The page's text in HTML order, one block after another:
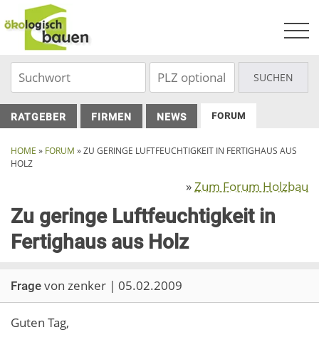
to
content
RATGEBER FIRMEN NEWS FORUM
HOME » FORUM »ZU GERINGE LUFTFEUCHTIGKEIT IN FERTIGHAUS AUS
HOLZ
»Zum Forum Holzbau
Zu geringe Luftfeuchtigkeit in
Fertighaus aus Holz
Frage von zenker | 05.02.2009
Guten Tag,